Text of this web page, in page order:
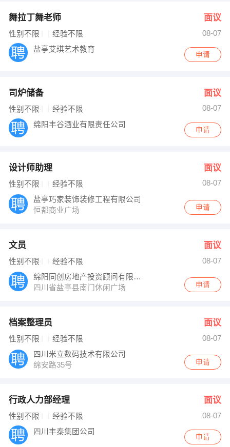
舞拉丁舞老师 面议
性别不限 经验不限
08-07
盐亭艾琪艺术教育
申请
司炉储备 面议
性别不限 经验不限
08-07
绵阳丰谷酒业有限责任公司
申请
设计师助理 面议
性别不限 经验不限
08-07
盐亭巧家装饰装修工程有限公司
恒都商业广场
申请
文员 面议
性别不限 经验不限
08-07
绵阳同创房地产投资顾问有限公司盐亭分公司
四川省盐亭县南门休闲广场
申请
档案整理员 面议
性别不限 经验不限
08-07
四川米立数码技术有限公司
绵安路35号
申请
行政人力部经理 面议
性别不限 经验不限
08-07
四川丰泰集团公司
申请